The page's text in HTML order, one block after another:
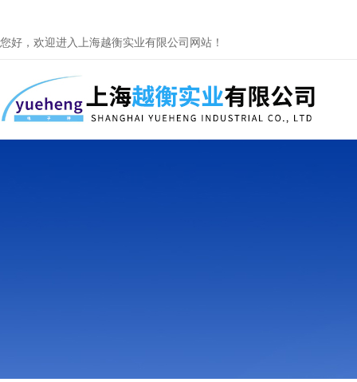
您好，欢迎进入上海越衡实业有限公司网站！